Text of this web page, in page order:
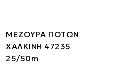
ΜΕΖΟΥΡΑ ΠΟΤΩΝ
ΧΑΛΚΙΝΗ 47235
25/50ml